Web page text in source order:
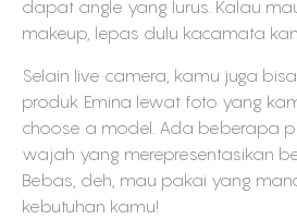
dapat angle yang lurus. Kalau
makeup, lepas dulu kacamata
Selain live camera, kamu juga
produk Emina lewat foto yang
choose a model. Ada beberapa
wajah yang merepresentasikan
Bebas, deh, mau pakai yang
kebutuhan kamu!